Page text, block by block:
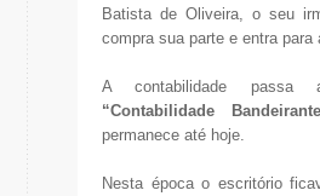
Batista de Oliveira, o seu
compra sua parte e entra para
A contabilidade
“Contabilidade
permanece até hoje.
Nesta época o escritório